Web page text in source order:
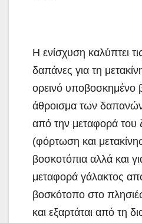
Η ενίσχυση καλύπτει
δαπάνες για τη
ορεινό υποβοσκημένο
άθροισμα των
από την μεταφορά του
(φόρτωση και
βοσκοτόπια αλλά και
μεταφορά γάλακτος
βοσκότοπο στο
και εξαρτάται από τη